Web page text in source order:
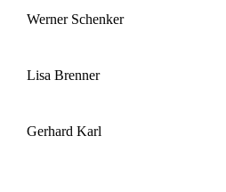
Werner Schenker
Lisa Brenner
Gerhard Karl